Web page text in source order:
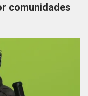
comunidades